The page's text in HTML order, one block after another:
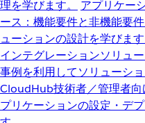
理を学びます。
アプリケー
ース：機能要件と非機能要
ューションの設計を学びます
インテグレーションソリュ
事例を利用してソリューシ
CloudHub技術者／管理者
プリケーションの設定・デ